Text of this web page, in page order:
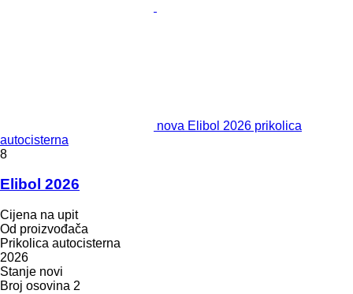
nova Elibol 2026 prikolica
autocisterna
8
Elibol 2026
Cijena na upit
Od proizvođača
Prikolica autocisterna
2026
Stanje novi
Broj osovina 2